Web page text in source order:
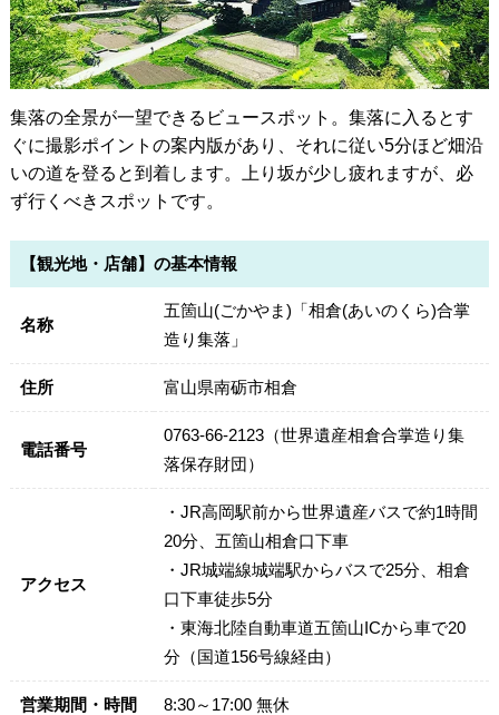
集落の全景が一望できるビュースポット。集落に入るとす
ぐに撮影ポイントの案内版があり、それに従い5分ほど畑沿
いの道を登ると到着します。上り坂が少し疲れますが、必
ず行くべきスポットです。
【観光地・店舗】の基本情報
名称
五箇山(ごかやま)「相倉(あいのくら)合掌
造り集落」
住所 富山県南砺市相倉
電話番号
0763-66-2123（世界遺産相倉合掌造り集
落保存財団）
アクセス
・JR高岡駅前から世界遺産バスで約1時間
20分、五箇山相倉口下車
・JR城端線城端駅からバスで25分、相倉
口下車徒歩5分
・東海北陸自動車道五箇山ICから車で20
分（国道156号線経由）
営業期間・時間 8:30～17:00 無休